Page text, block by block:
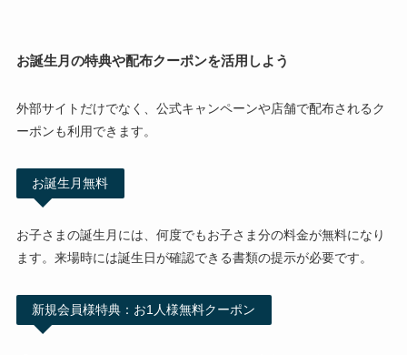
お誕生月の特典や配布クーポンを活用しよう
外部サイトだけでなく、公式キャンペーンや店舗で配布されるク
ーポンも利用できます。
お誕生月無料
お子さまの誕生月には、何度でもお子さま分の料金が無料になり
ます。来場時には誕生日が確認できる書類の提示が必要です。
新規会員様特典：お1人様無料クーポン